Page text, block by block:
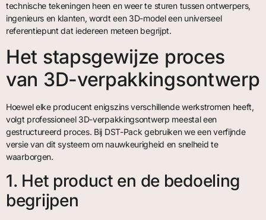
technische tekeningen heen en weer te sturen tussen ontwerpers,
ingenieurs en klanten, wordt een 3D-model een universeel
referentiepunt dat iedereen meteen begrijpt.
Het stapsgewijze proces
van 3D-verpakkingsontwerp
Hoewel elke producent enigszins verschillende werkstromen heeft,
volgt professioneel 3D-verpakkingsontwerp meestal een
gestructureerd proces. Bij DST-Pack gebruiken we een verfijnde
versie van dit systeem om nauwkeurigheid en snelheid te
waarborgen.
1. Het product en de bedoeling
begrijpen